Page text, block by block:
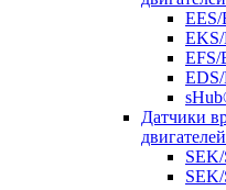
EFS/
Датчики